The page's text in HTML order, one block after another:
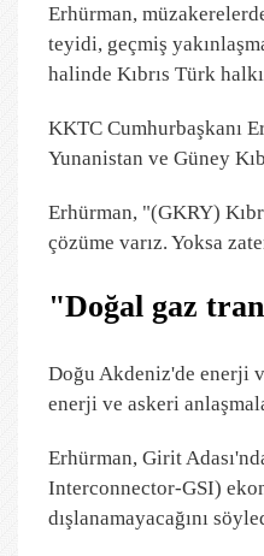
Erhürman,
teyidi, geçmiş
halinde Kıbrıs Türk
KKTC Cumhurbaşkanı
Yunanistan ve Güney
Erhürman, "(GKRY)
çözüme varız. Yoksa
"Doğal gaz
Doğu Akdeniz'de enerji
enerji ve askeri
Erhürman, Girit
Interconnector-GSI)
dışlanamayacağını